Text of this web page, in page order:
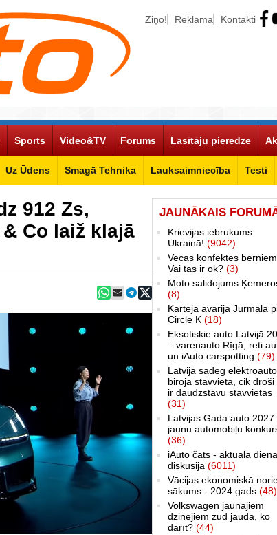
Ziņo! Reklāma Kontakti
Uz Ūdens Smagā Tehnika Lauksaimniecība Testi
Sports Video&TV Forums Lasītāju pieredze
912 Zs,
Co laiž klajā
JAUNĀKAIS
Krievijas iebrukums
Ukrainā! (9042)
Vecas konfektes
Vai tas ir ok? (3)
Moto salidojums
(8)
Kārtējā avārija Jūrmalā
Circle K (18)
Eksotiskie auto Latvijā
– varenauto Rīgā, reti
un iAuto carspotting (79)
Latvijā sadeg elektroauto
biroja stāvvietā, cik droši
ir daudzstāvu stāvvietās
(31)
Latvijas Gada auto 2027
jaunu automobiļu
(36)
iAuto čats - aktuālā
diskusija (6011)
Vācijas ekonomiskā
sākums - 2024.gads (48)
Volkswagen jaunajiem
dzinējiem zūd jauda, ko
darīt? (44)